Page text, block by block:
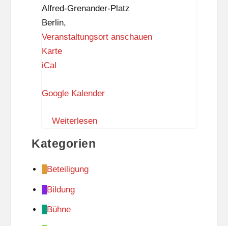
Alfred-Grenander-Platz
Berlin,
Veranstaltungsort anschauen
KarteU
a
n
o
r
u
iCal
Google Kalender
Weiterlesen
Kategorien
Beteiligung
Bildung
Bühne